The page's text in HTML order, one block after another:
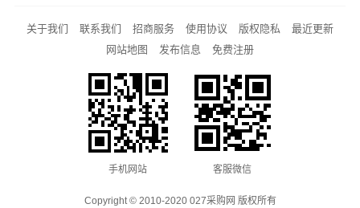
关于我们 联系我们 招商服务 使用协议 版权隐私
最近更新
网站地图
发布信息 免费注册
手机网站 客服微信
Copyright © 2010-2020 027采购网 版权所有